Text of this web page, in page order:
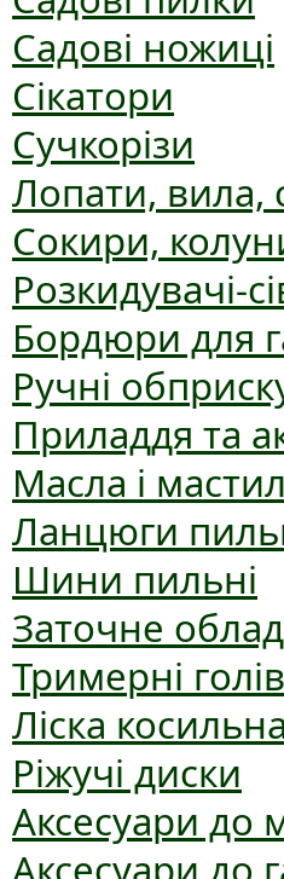
Садові ножиці
Сікатори
Сучкорізи
Лопати, вила,
Сокири,
Розкидувачі-
Бордюри для
Ручні
Приладдя та
Масла і
Ланцюги
Шини пильні
Заточне
Тримерні
Ліска косильна
Ріжучі диски
Аксесуари до